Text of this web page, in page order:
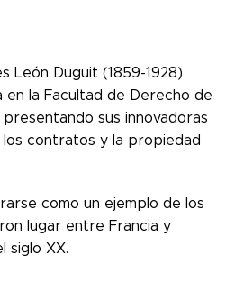
León Duguit (1859-1928)
en la Facultad de Derecho de
sus innovadoras
contratos y la propiedad
como un ejemplo de los
lugar entre Francia y
siglo XX.